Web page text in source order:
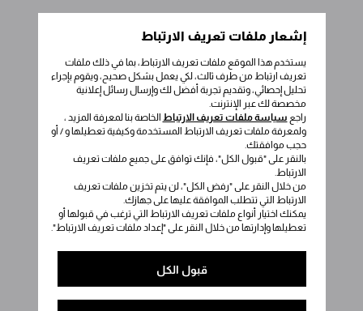
إشعار ملفات تعريف الارتباط
يستخدم هذا الموقع ملفات تعريف الارتباط، بما في ذلك ملفات
تعريف ارتباط من طرف ثالث، لكي يعمل بشكل صحيح، ويقوم بإجراء
تحليل إحصائي، وتقديم تجربة أفضل لك وإرسال رسائل إعلانية
مخصصة لك عبر الإنترنت.
راجع سياسة ملفات تعريف الارتباط الخاصة بنا لمعرفة المزيد ،
ولمعرفة ملفات تعريف الارتباط المستخدمة وكيفية تعطيلها و / أو
حجب موافقتك.
بالنقر على "قبول الكل"، فإنك توافق على جميع ملفات تعريف
الارتباط.
من خلال النقر على "رفض الكل"، لن يتم تخزين ملفات تعريف
الارتباط التي تتطلب الموافقة عليها على جهازك.
يمكنك اختيار أنواع ملفات تعريف الارتباط التي ترغب في قبولها أو
تعطيلها وإدارتها من خلال النقر على "إعداد ملفات تعريف الارتباط".
قبول الكل